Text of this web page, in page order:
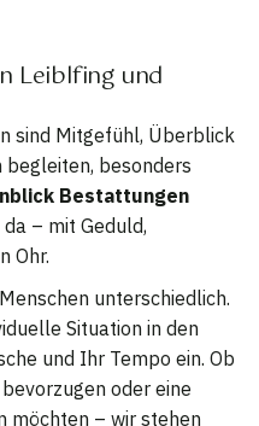
Leiblfing und
sind Mitgefühl, Überblick
begleiten, besonders
Bestattungen
– mit Geduld,
Ohr.
unterschiedlich.
Situation in den
und Ihr Tempo ein. Ob
oder eine
möchten – wir stehen